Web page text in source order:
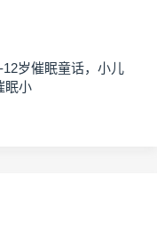
岁催眠童话，小儿
眠小